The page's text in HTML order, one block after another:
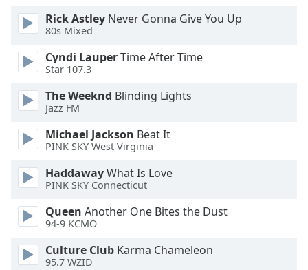
Opacity
Font
Size
Text
Edge
Style
Font
Rick Astley Never Gonna Give You Up
80s Mixed
Cyndi LauperTime After Time
Star 107.3
The Weeknd Blinding Lights
Jazz FM
Michael Jackson Beat It
PINK SKY West Virginia
HaddawayWhat Is Love
PINK SKY Connecticut
Queen Another One Bites the Dust
94-9 KCMO
Culture Club Karma Chameleon
95.7 WZID